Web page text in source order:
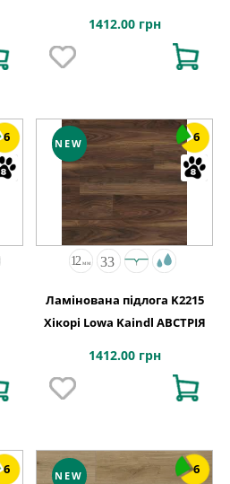
1412.00 грн
6 NEW 6
Ламінована підлога K2215
Хікорі Lowa Kaindl АВСТРІЯ
1412.00 грн
6 NEW 6